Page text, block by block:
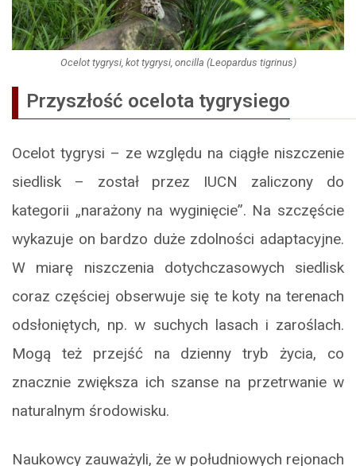
Ocelot tygrysi, kot tygrysi, oncilla (Leopardus tigrinus)
Przyszłość ocelota tygrysiego
Ocelot tygrysi – ze względu na ciągłe niszczenie
siedlisk – został przez IUCN zaliczony do
kategorii „narażony na wyginięcie”. Na szczęście
wykazuje on bardzo duże zdolności adaptacyjne.
W miarę niszczenia dotychczasowych siedlisk
coraz częściej obserwuje się te koty na terenach
odsłoniętych, np. w suchych lasach i zaroślach.
Mogą też przejść na dzienny tryb życia, co
znacznie zwiększa ich szanse na przetrwanie w
naturalnym środowisku.
Naukowcy zauważyli, że w południowych rejonach